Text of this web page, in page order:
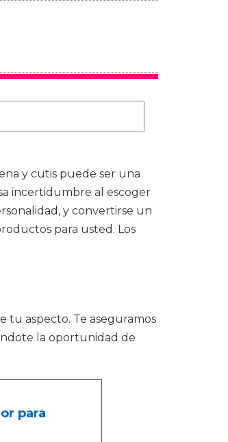
y cutis puede ser una
incertidumbre al escoger
y convertirse un
para usted. Los
tu aspecto. Te aseguramos
la oportunidad de
para